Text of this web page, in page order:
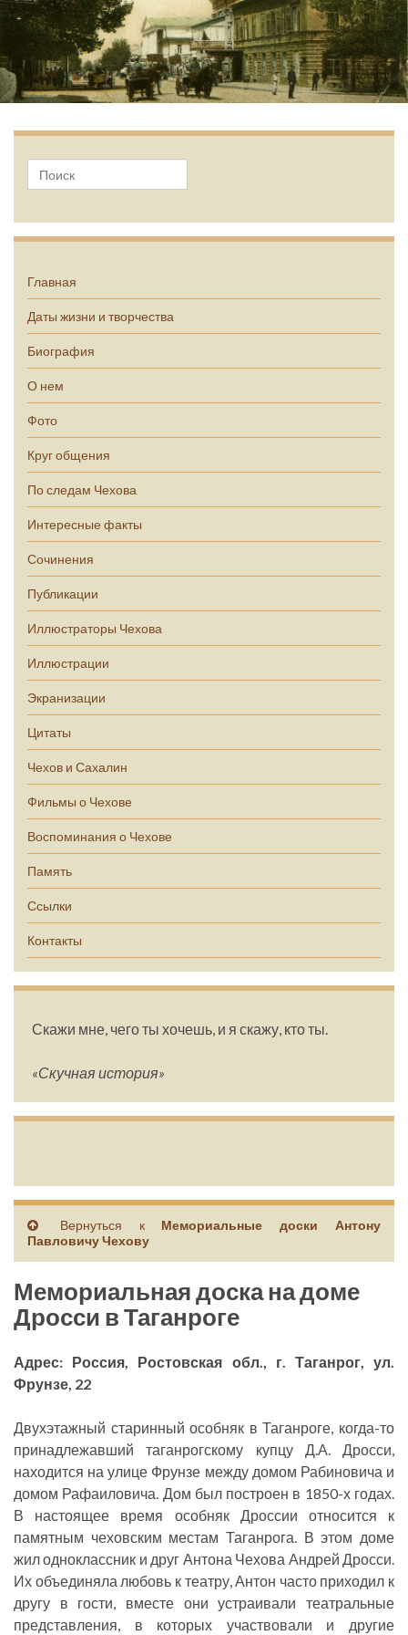
Главная
Даты жизни и творчества
Биография
О нем
Фото
Круг общения
По следам Чехова
Интересные факты
Сочинения
Публикации
Иллюстраторы Чехова
Иллюстрации
Экранизации
Цитаты
Чехов и Сахалин
Фильмы о Чехове
Воспоминания о Чехове
Память
Ссылки
Контакты
Скажи мне, чего ты хочешь, и я скажу, кто ты.
«Скучная история»
Вернуться к Мемориальные доски Антону
Павловичу Чехову
Мемориальная доска на доме
Дросси в Таганроге
Адрес: Россия, Ростовская обл., г. Таганрог, ул.
Фрунзе, 22
Двухэтажный старинный особняк в Таганроге, когда-то
принадлежавший таганрогскому купцу Д.А. Дросси,
находится на улице Фрунзе между домом Рабиновича и
домом Рафаиловича. Дом был построен в 1850-х годах.
В настоящее время особняк Дроссии относится к
памятным чеховским местам Таганрога. В этом доме
жил одноклассник и друг Антона Чехова Андрей Дросси.
Их объединяла любовь к театру, Антон часто приходил к
другу в гости, вместе они устраивали театральные
представления, в которых участвовали и другие